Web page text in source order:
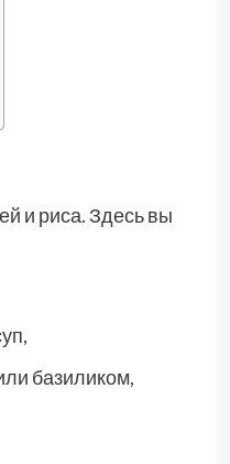
и риса. Здесь вы
базиликом,